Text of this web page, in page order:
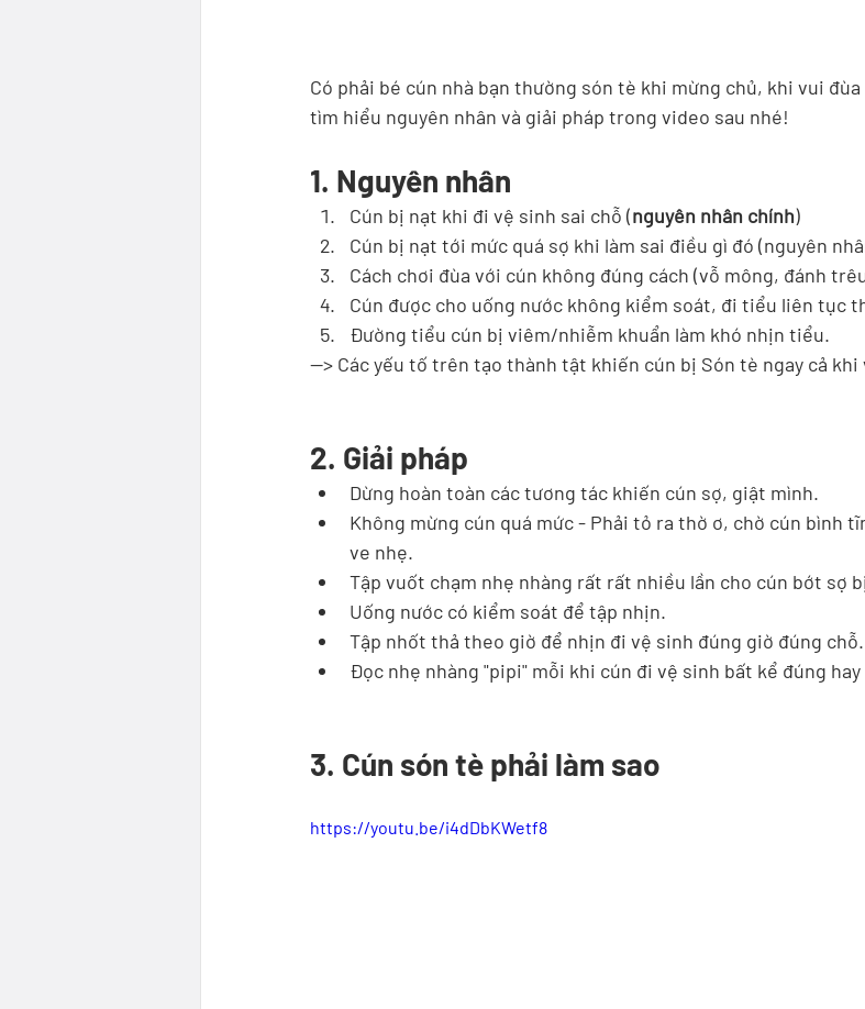
Có phải bé cún nhà bạn thường són tè khi mừng chủ, khi vui đùa
tìm hiểu nguyên nhân và giải pháp trong video sau nhé!
1. Nguyên nhân
Cún bị nạt khi đi vệ sinh sai chỗ (nguyên nhân chính)
Cún bị nạt tới mức quá sợ khi làm sai điều gì đó (nguyên
Cách chơi đùa với cún không đúng cách (vỗ mông, đánh
Cún được cho uống nước không kiểm soát, đi tiểu liên tục
Đường tiểu cún bị viêm/nhiễm khuẩn làm khó nhịn tiểu.
--> Các yếu tố trên tạo thành tật khiến cún bị Són tè ngay cả khi
2. Giải pháp
Dừng hoàn toàn các tương tác khiến cún sợ, giật mình.
Không mừng cún quá mức - Phải tỏ ra thờ ơ, chờ cún bình
ve nhẹ.
Tập vuốt chạm nhẹ nhàng rất rất nhiều lần cho cún bớt sợ
Uống nước có kiểm soát để tập nhịn.
Tập nhốt thả theo giờ để nhịn đi vệ sinh đúng giờ đúng chỗ.
Đọc nhẹ nhàng "pipi" mỗi khi cún đi vệ sinh bất kể đúng hay
3. Cún són tè phải làm sao
https://youtu.be/i4dDbKWetf8